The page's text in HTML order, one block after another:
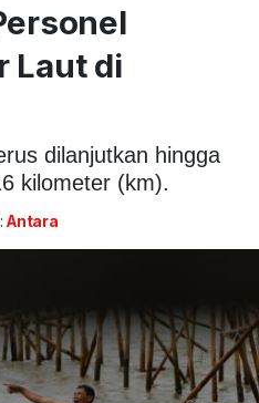
Laut di
dilanjutkan hingga
kilometer (km).
Antara